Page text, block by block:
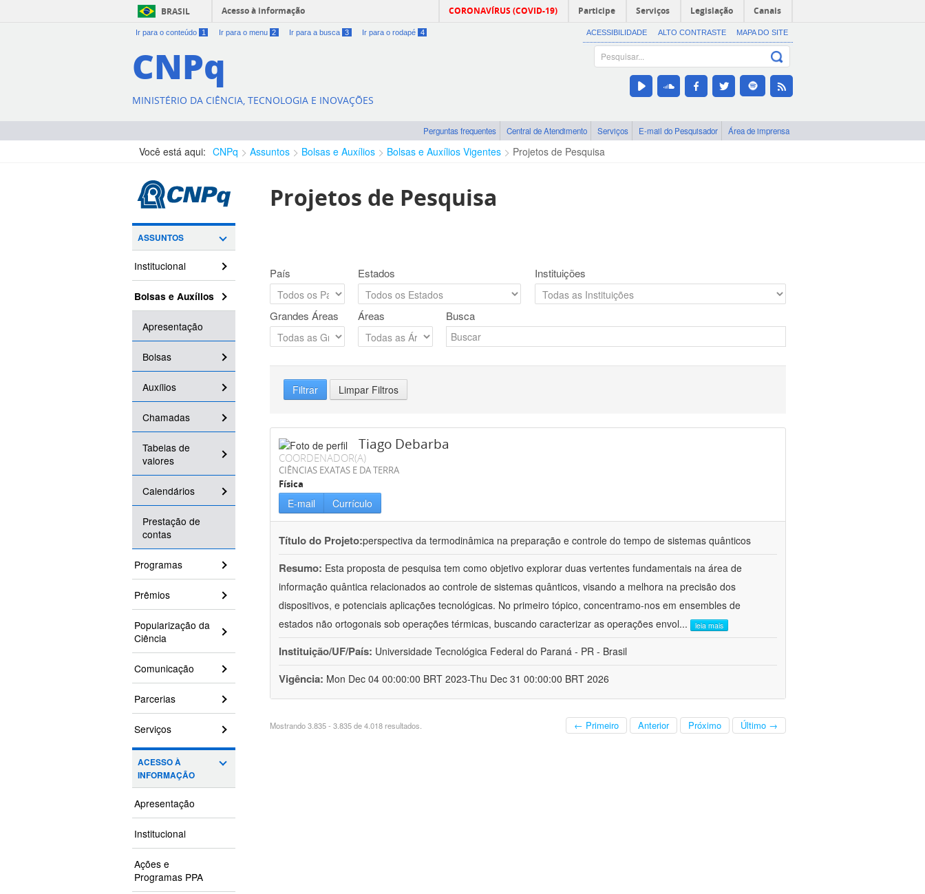
BRASIL Acesso à informação CORONAVÍRUS (COVID-19) Participe Serviços Legislação Canais
Ir para o conteúdo 1 Ir para o menu 2 Ir para a busca 3 Ir para o rodapé 4 ACESSIBILIDADE ALTO CONTRASTE MAPA DO SITE
CNPq
MINISTÉRIO DA CIÊNCIA, TECNOLOGIA E INOVAÇÕES
Perguntas frequentes Central de Atendimento Serviços E-mail do Pesquisador Área de imprensa
Você está aqui: CNPq Assuntos Bolsas e Auxílios Bolsas e Auxílios Vigentes Projetos de Pesquisa
ASSUNTOS
Institucional
Bolsas e Auxílios
Apresentação
Bolsas
Auxílios
Chamadas
Tabelas de
valores
Calendários
Prestação de
contas
Programas
Prêmios
Popularização da
Ciência
Comunicação
Parcerias
Serviços
ACESSO À
INFORMAÇÃO
Apresentação
Institucional
Ações e
Programas PPA
Projetos de Pesquisa
País Estados Instituições
Grandes Áreas Áreas Busca
Filtrar Limpar Filtros
Tiago Debarba
COORDENADOR(A)
CIÊNCIAS EXATAS E DA TERRA
Física
E-mail Currículo
Título do Projeto:perspectiva da termodinâmica na preparação e controle do tempo de sistemas quânticos
Resumo: Esta proposta de pesquisa tem como objetivo explorar duas vertentes fundamentais na área de
informação quântica relacionados ao controle de sistemas quânticos, visando a melhora na precisão dos
dispositivos, e potenciais aplicações tecnológicas. No primeiro tópico, concentramo-nos em ensembles de
estados não ortogonais sob operações térmicas, buscando caracterizar as operações envol... leia mais
Instituição/UF/País: Universidade Tecnológica Federal do Paraná - PR - Brasil
Vigência: Mon Dec 04 00:00:00 BRT 2023-Thu Dec 31 00:00:00 BRT 2026
Mostrando 3.835 - 3.835 de 4.018 resultados. ← Primeiro Anterior Próximo Último →